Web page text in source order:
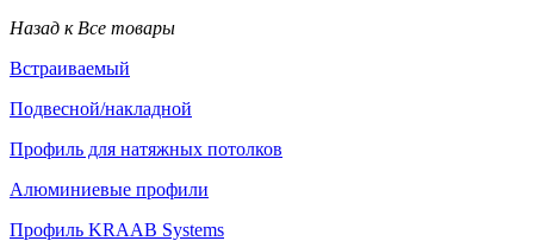
Назад к Все товары
Встраиваемый
Подвесной/накладной
Профиль для натяжных потолков
Алюминиевые профили
Профиль KRAAB Systems